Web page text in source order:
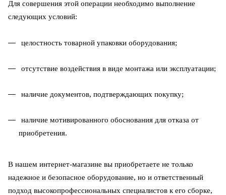
Для совершения этой операции необходимо выполнение
следующих условий:
целостность товарной упаковки оборудования;
отсутствие воздействия в виде монтажа или эксплуатации;
наличие документов, подтверждающих покупку;
наличие мотивированного обоснования для отказа от
приобретения.
В нашем интернет-магазине вы приобретаете не только
надежное и безопасное оборудование, но и ответственный
подход высокопрофессиональных специалистов к его сборке,